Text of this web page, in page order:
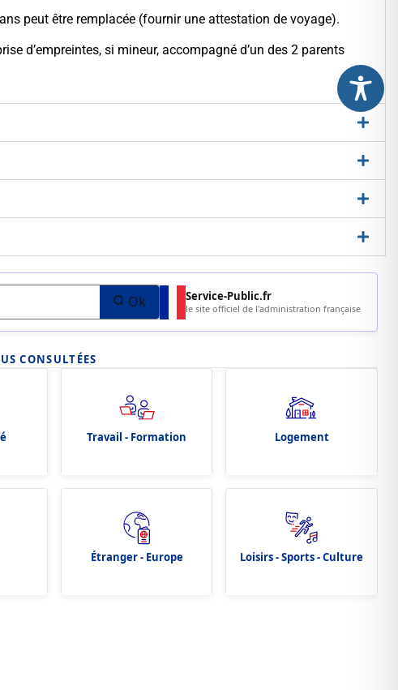
peut être remplacée (fournir une attestation de voyage).
d’empreintes, si mineur, accompagné d’un des 2 parents
Ok Service-Public.fr
le site officiel de l'administration française
CONSULTÉES
Travail - Formation Logement
Étranger - Europe Loisirs - Sports - Culture